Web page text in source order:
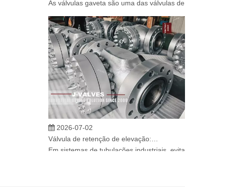
2026-07-02
Em sistemas de tubulações industriais, evitar o fluxo